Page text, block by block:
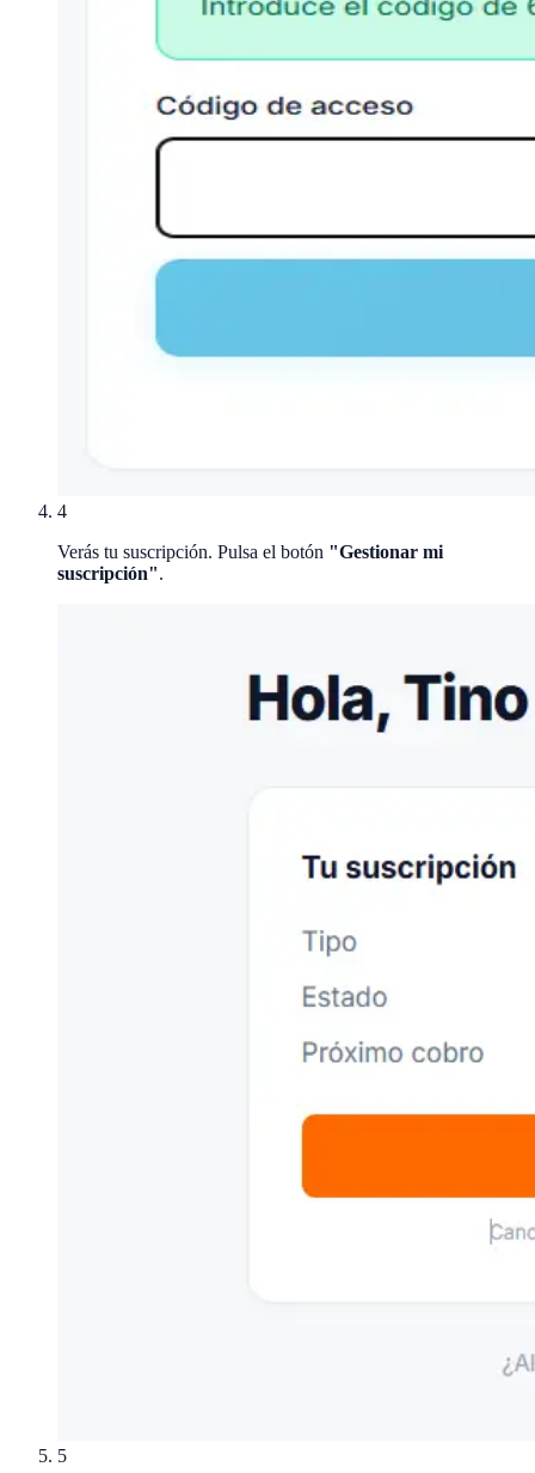
4
Verás tu suscripción. Pulsa el botón "Gestionar mi
suscripción".
5